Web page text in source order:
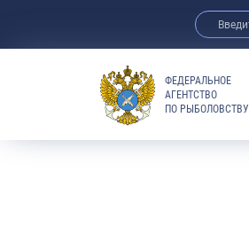
ФЕДЕРАЛЬНОЕ
АГЕНТСТВО
ПО РЫБОЛОВСТВУ